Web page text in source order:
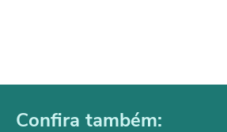
Confira também: